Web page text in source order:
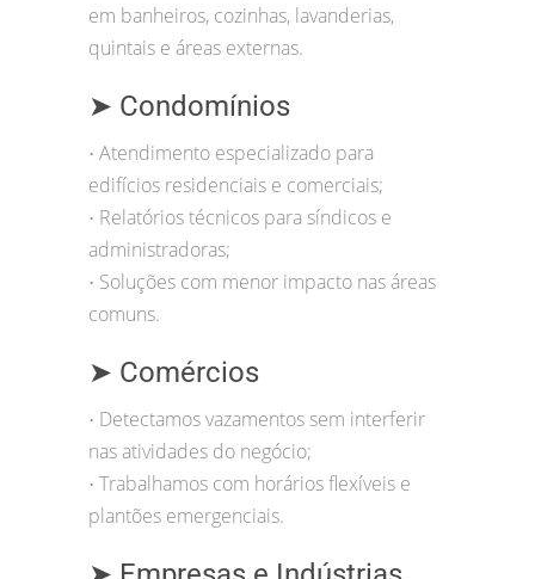
em banheiros, cozinhas, lavanderias,
quintais e áreas externas.
➤ Condomínios
• Atendimento especializado para
edifícios residenciais e comerciais;
• Relatórios técnicos para síndicos e
administradoras;
• Soluções com menor impacto nas áreas
comuns.
➤ Comércios
• Detectamos vazamentos sem interferir
nas atividades do negócio;
• Trabalhamos com horários flexíveis e
plantões emergenciais.